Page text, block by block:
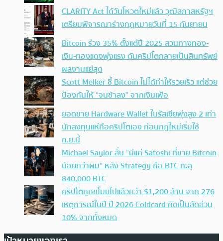
CLARITY Act ได้วันโหวตใหม่แล้ว วุฒิสภาสหรัฐฯ
เตรียมพิจารณาร่างกฎหมายวันที่ 15 กันยายน
Bitcoin ร่วง 35% ตั้งแต่ปี 2025 สวนทางทอง-
เงิน-ทองแดงพุ่งแรง ดันคริปโตกลายเป็นสินทรัพย์
ผลงานแย่สุด
Scott Melker ชี้ Bitcoin ไม่ได้ทำให้รวยเร็ว แต่ช่วย
ป้องกันให้ “จนช้าลง” จากเงินเฟ้อ
ยอดขาย Hardware Wallet ในรัสเซียพุ่งสูง 2 เท่า
นักลงทุนแห่ถือคริปโตเอง ก่อนกฎใหม่เริ่มใช้
ก.ย.นี้
Michael Saylor ลั่น “มีแค่ Satoshi ที่ขาย Bitcoin
น้อยกว่าผม” หลัง Strategy ถือ BTC ทะลุ
840,000 BTC
คริปโตถูกขโมยไปแล้วกว่า $1,200 ล้าน จาก 276
เหตุการณ์ในปี ปี 2026 Coldcard คิดเป็นสัดส่วน
10% จากทั้งหมด